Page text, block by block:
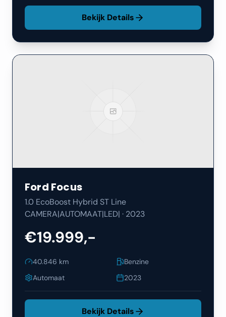
Bekijk Details
Ford Focus
1.0 EcoBoost Hybrid ST Line
CAMERA|AUTOMAAT|LED| · 2023
€19.999,-
40.846 km
Benzine
Automaat
2023
Bekijk Details